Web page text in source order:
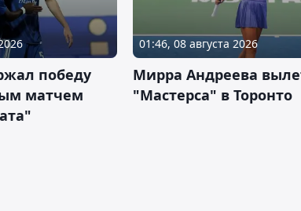
победу
матчем
01:46, 08 августа 2026
Мирра Андреева
"Мастерса" в Торонто